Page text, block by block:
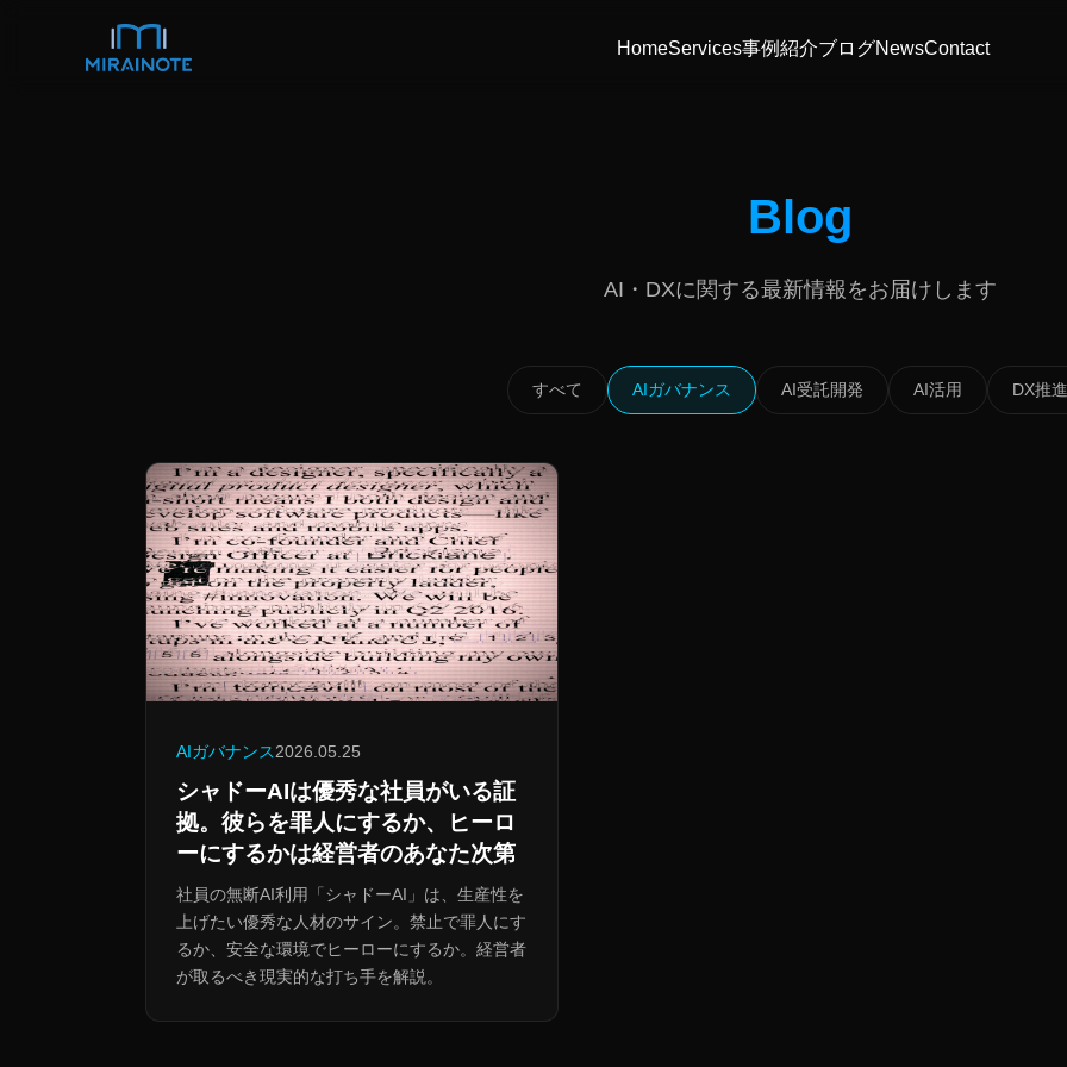
HomeServices事例紹介ブログNewsContact
Blog
AI・DXに関する最新情報をお届けします
すべて AIガバナンス AI受託開発 AI活用 DX推進
AIガバナンス2026.05.25
シャドーAIは優秀な社員がいる証
拠。彼らを罪人にするか、ヒーロ
ーにするかは経営者のあなた次第
社員の無断AI利用「シャドーAI」は、生産性を
上げたい優秀な人材のサイン。禁止で罪人にす
るか、安全な環境でヒーローにするか。経営者
が取るべき現実的な打ち手を解説。